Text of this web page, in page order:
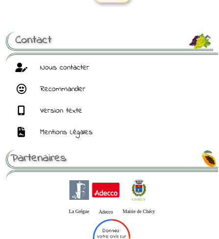

Contact
Nous contacter
Recommander
Version texte
Mentions Légales
Partenaires
La Grégue Adecco Mairie de Chécy